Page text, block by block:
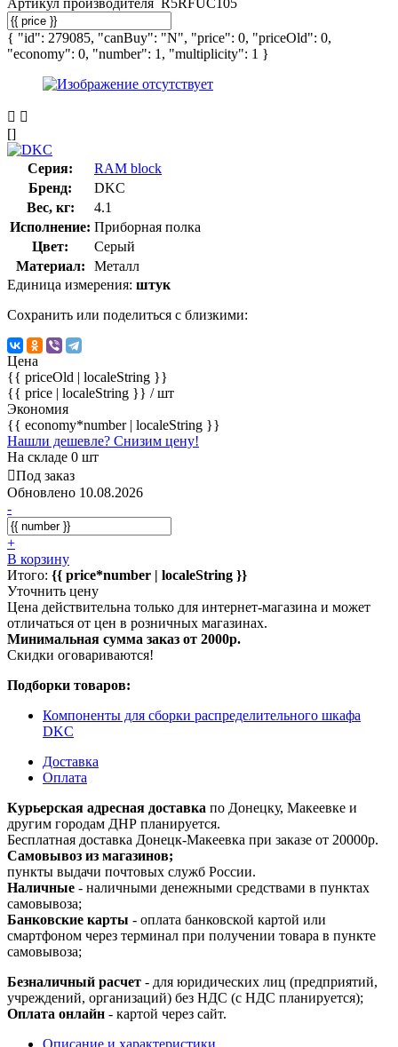
{ "id": 279085, "canBuy": "N", "price": 0, "priceOld": 0,
"economy": 0, "number": 1, "multiplicity": 1 }
[]
Серия:
RAM block
Бренд:
DKC
Вес, кг:
4.1
Исполнение: Приборная полка
Цвет:
Серый
Материал:
Металл
Единица измерения: штук
Сохранить или поделиться с близкими:
Цена
{{ priceOld | localeString }}
{{ price | localeString }} / шт
Экономия
{{ economy*number | localeString }}
Нашли дешевле? Снизим цену!
На складе 0 шт
Под заказ
Обновлено 10.08.2026
-
+
В корзину
Итого: {{ price*number | localeString }}
Уточнить цену
Цена действительна только для интернет-магазина и может
отличаться от цен в розничных магазинах.
Минимальная сумма заказ от 2000р.
Скидки оговариваются!
Подборки товаров:
Компоненты для сборки распределительного шкафа
DKC
Доставка
Оплата
Курьерская адресная доставка по Донецку, Макеевке и
другим городам ДНР планируется.
Бесплатная доставка Донецк-Макеевка при заказе от 20000р.
Самовывоз из магазинов;
пункты выдачи почтовых служб России.
Наличные - наличными денежными средствами в пунктах
самовывоза;
Банковские карты - оплата банковской картой или
смартфоном через терминал при получении товара в пункте
самовывоза;
Безналичный расчет - для юридических лиц (предприятий,
учреждений, организаций) без НДС (с НДС планируется);
Оплата онлайн - картой через сайт.
Описание и характеристики